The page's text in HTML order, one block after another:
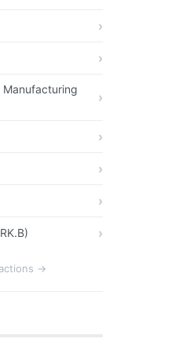
Manufacturing
→